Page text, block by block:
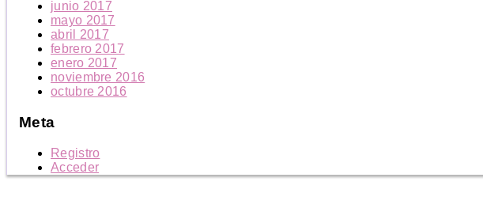
junio 2017
mayo 2017
abril 2017
febrero 2017
enero 2017
noviembre 2016
octubre 2016
Meta
Registro
Acceder